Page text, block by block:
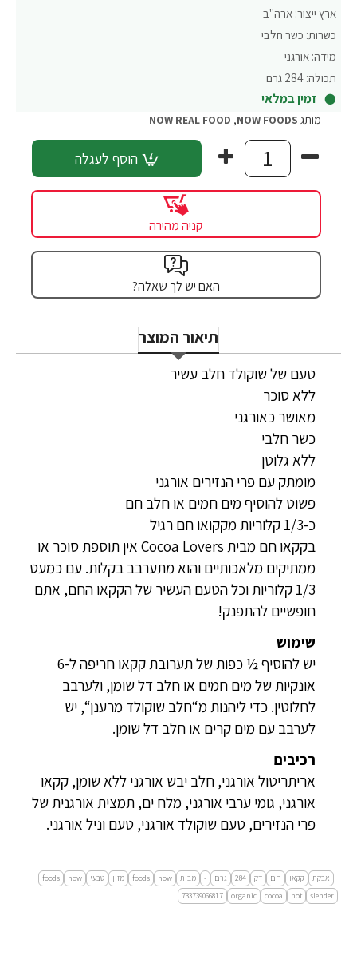
ארץ ייצור: ארה"ב
כשרות: כשר חלבי
מידה: אורגני
תכולה: 284 גרם
זמין במלאי
מותג NOW FOODS
,
NOW REAL FOOD
הוסף לעגלה
קניה מהירה
האם יש לך שאלה?
תיאור המוצר
טעם של שוקולד חלב עשיר
ללא סוכר‏
מאושר כאורגני
כשר חלבי
ללא גלוטן
מומתק עם פרי הנזירים אורגני
פשוט להוסיף מים חמים או חלב חם
כ-1/3 קלוריות מקקואו חם רגיל
בקקאו חם מבית Cocoa Lovers אין תוספת סוכר או
ממתיקים מלאכותיים והוא מתערבב בקלות. עם כמעט
1/3 קלוריות וכל הטעם העשיר של הקקאו החם, אתם
חופשיים להתפנק!
שימוש
יש להוסיף ½ כפות של תערובת קקאו חריפה ל-6
אונקיות של מים חמים או חלב דל שומן, ולערבב
לחלוטין. כדי ליהנות מ“חלב שוקולד מרענן“, יש
לערבב עם מים קרים או חלב דל שומן.
רכיבים
אריתריטול אורגני, חלב יבש אורגני ללא שומן, קקאו
אורגני, גומי ערבי אורגני, מלח ים, תמצית אורגנית של
פרי הנזירים, טעם שוקולד אורגני, טעם וניל אורגני.
אבקת קקאו חם דק 284 גרם - מבית now
foods מזון טבעי now
foods
slender
hot
cocoa
organic
733739066817